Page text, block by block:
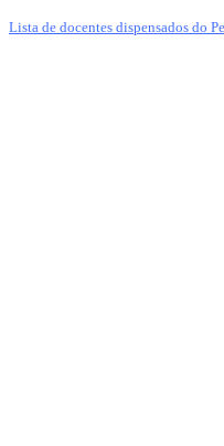
Lista de docentes dispensados do